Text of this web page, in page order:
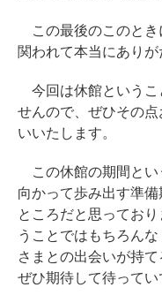
この最後のこのとき
関われて本当にありが
今回は休館というこ
せんので、ぜひその
いいたします。
この休館の期間とい
向かって歩み出す準
ところだと思ってお
うことではもちろん
さまとの出会いが持て
ぜひ期待して待ってい